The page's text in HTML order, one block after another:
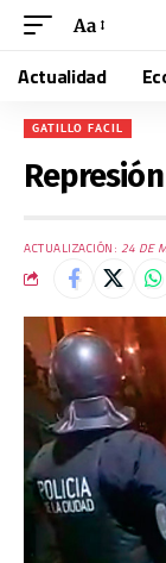
Aa
Actualidad
GATILLO FACIL
ACTUALIZACIÓN: 24 DE